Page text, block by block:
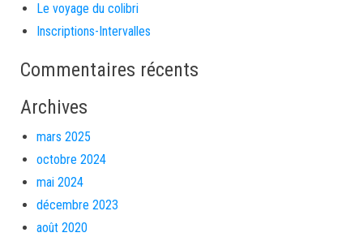
Le voyage du colibri
Inscriptions-Intervalles
Commentaires récents
Archives
mars 2025
octobre 2024
mai 2024
décembre 2023
août 2020